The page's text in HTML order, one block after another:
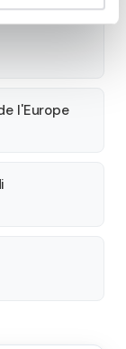
l'Europe